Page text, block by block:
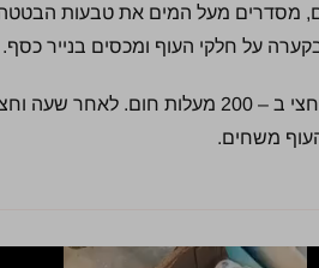
מסדרים מעל המים את טבעות
על חלקי העוף ומכסים בנייר כסף.
מכניסים לתנור ואופים שעה וחצי ב – 200
משחים.